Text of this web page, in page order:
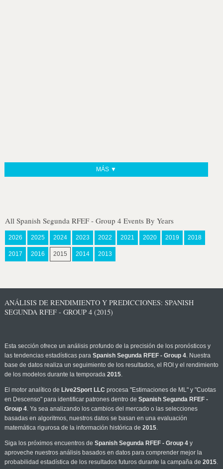
MÁS ▼
All Spanish Segunda RFEF - Group 4 Events By Years
2026 2025 2024 2023 2022 2021 2020 2019 2018
2017 2016 2015 2014 2013
ANÁLISIS DE RENDIMIENTO Y PREDICCIONES: SPANISH
SEGUNDA RFEF - GROUP 4 (2015)
Esta sección ofrece un análisis profundo de la precisión de los pronósticos y
las tendencias estadísticas para Spanish Segunda RFEF - Group 4. Nuestra
base de datos realiza un seguimiento de los resultados, el ROI y el rendimiento
de los modelos durante la temporada 2015.
El motor analítico de Live2Sport LLC procesa "Estimaciones de ML" y "Cuotas
en Descenso" para identificar patrones dentro de Spanish Segunda RFEF -
Group 4. Ya sea analizando los cambios del mercado o las selecciones
basadas en algoritmos, nuestros datos se basan en una evaluación
matemática rigurosa de la información histórica de 2015.
Siga los próximos encuentros de Spanish Segunda RFEF - Group 4y
aproveche nuestros análisis basados en datos para comprender mejor la
probabilidad estadística de los resultados futuros durante la campaña de 2015.